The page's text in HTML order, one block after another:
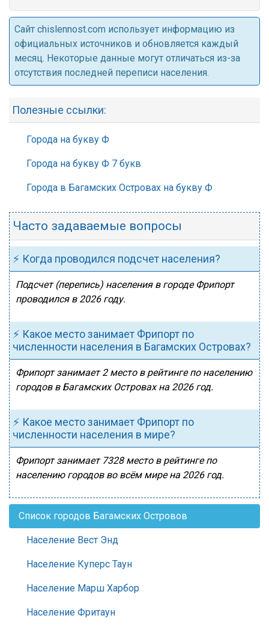
Cайт chislennost.com использует информацию из
официальных источников и обновляется каждый
месяц. Некоторые данные могут отличаться из-за
отсутствия последней переписи населения.
Полезные ссылки:
Города на букву Ф
Города на букву Ф 7 букв
Города в Багамских Островах на букву Ф
Часто задаваемые вопросы
⚡ Когда проводился подсчет населения?
Подсчет (перепись) населения в городе Фрипорт
проводился в 2026 году.
⚡ Какое место занимает Фрипорт по
численности населения в Багамских Островах?
Фрипорт занимает 2 место в рейтинге по населению
городов в Багамских Островах на 2026 год.
⚡ Какое место занимает Фрипорт по
численности населения в мире?
Фрипорт занимает 7328 место в рейтинге по
населению городов во всём мире на 2026 год.
Список городов Багамских Островов
Население Вест Энд
Население Куперс Таун
Население Марш Харбор
Население Фритаун